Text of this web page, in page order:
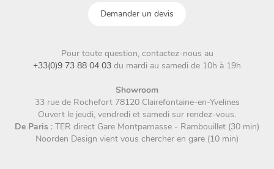
Demander un devis
Pour toute question, contactez-nous au
+33(0)9 73 88 04 03 du mardi au samedi de 10h à 19h
Showroom
33 rue de Rochefort 78120 Clairefontaine-en-Yvelines
Ouvert le jeudi, vendredi et samedi sur rendez-vous.
De Paris : TER direct Gare Montparnasse - Rambouillet (30 min)
Noorden Design vient vous chercher en gare (10 min)